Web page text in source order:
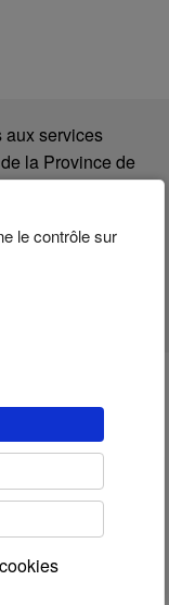
le contrôle sur
aux services
la Province de